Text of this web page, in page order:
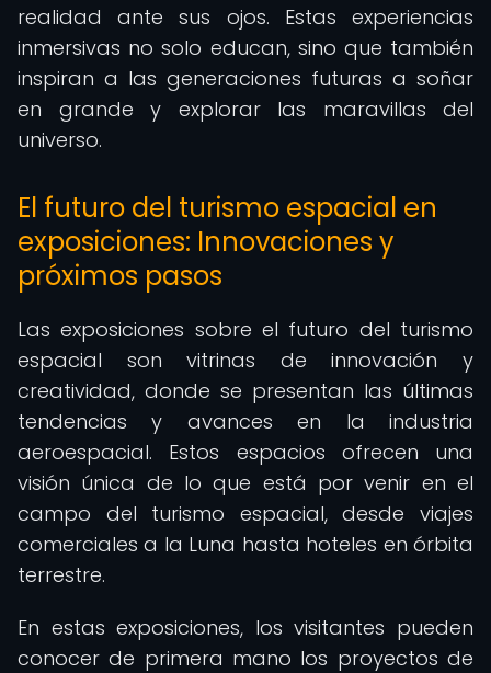
realidad ante sus ojos. Estas experiencias
inmersivas no solo educan, sino que también
inspiran a las generaciones futuras a soñar
en grande y explorar las maravillas del
universo.
El futuro del turismo espacial en
exposiciones: Innovaciones y
próximos pasos
Las exposiciones sobre el futuro del turismo
espacial son vitrinas de innovación y
creatividad, donde se presentan las últimas
tendencias y avances en la industria
aeroespacial. Estos espacios ofrecen una
visión única de lo que está por venir en el
campo del turismo espacial, desde viajes
comerciales a la Luna hasta hoteles en órbita
terrestre.
En estas exposiciones, los visitantes pueden
conocer de primera mano los proyectos de